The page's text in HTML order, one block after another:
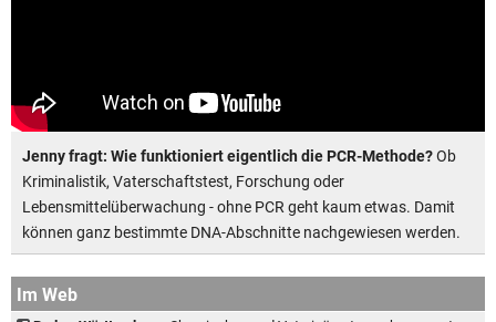
Jenny fragt: Wie funktioniert eigentlich die PCR-Methode?Ob
Kriminalistik, Vaterschaftstest, Forschung oder
Lebensmittelüberwachung - ohne PCR geht kaum etwas. Damit
können ganz bestimmte DNA-Abschnitte nachgewiesen werden.
Im Web